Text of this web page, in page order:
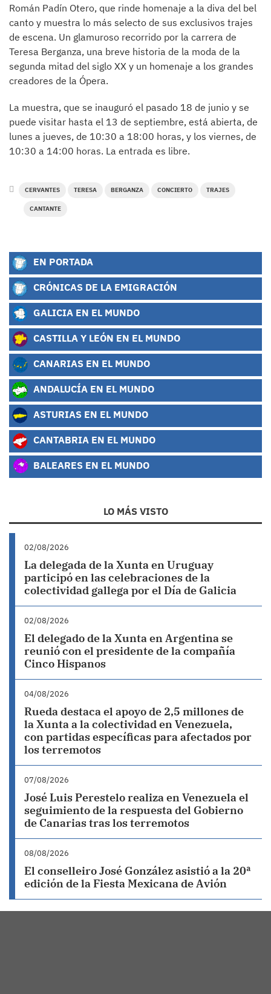
Román Padín Otero, que rinde homenaje a la diva del bel
canto y muestra lo más selecto de sus exclusivos trajes
de escena. Un glamuroso recorrido por la carrera de
Teresa Berganza, una breve historia de la moda de la
segunda mitad del siglo XX y un homenaje a los grandes
creadores de la Ópera.
La muestra, que se inauguró el pasado 18 de junio y se
puede visitar hasta el 13 de septiembre, está abierta, de
lunes a jueves, de 10:30 a 18:00 horas, y los viernes, de
10:30 a 14:00 horas. La entrada es libre.
CERVANTES TERESA BERGANZA CONCIERTO TRAJES
CANTANTE
EN PORTADA
CRÓNICAS DE LA EMIGRACIÓN
GALICIA EN EL MUNDO
CASTILLA Y LEÓN EN EL MUNDO
CANARIAS EN EL MUNDO
ANDALUCÍA EN EL MUNDO
ASTURIAS EN EL MUNDO
CANTABRIA EN EL MUNDO
BALEARES EN EL MUNDO
LO MÁS VISTO
02/08/2026
La delegada de la Xunta en Uruguay
participó en las celebraciones de la
colectividad gallega por el Día de Galicia
02/08/2026
El delegado de la Xunta en Argentina se
reunió con el presidente de la compañía
Cinco Hispanos
04/08/2026
Rueda destaca el apoyo de 2,5 millones de
la Xunta a la colectividad en Venezuela,
con partidas específicas para afectados por
los terremotos
07/08/2026
José Luis Perestelo realiza en Venezuela el
seguimiento de la respuesta del Gobierno
de Canarias tras los terremotos
08/08/2026
El conselleiro José González asistió a la 20ª
edición de la Fiesta Mexicana de Avión